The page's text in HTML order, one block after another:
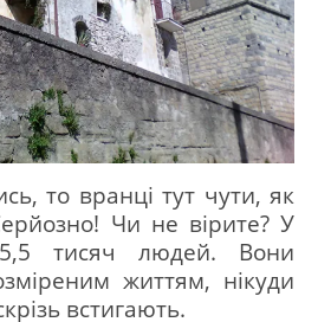
то вранці тут чути, як
Чи не вірите? У
тисяч людей.
Вони
життям, нікуди
встигають.